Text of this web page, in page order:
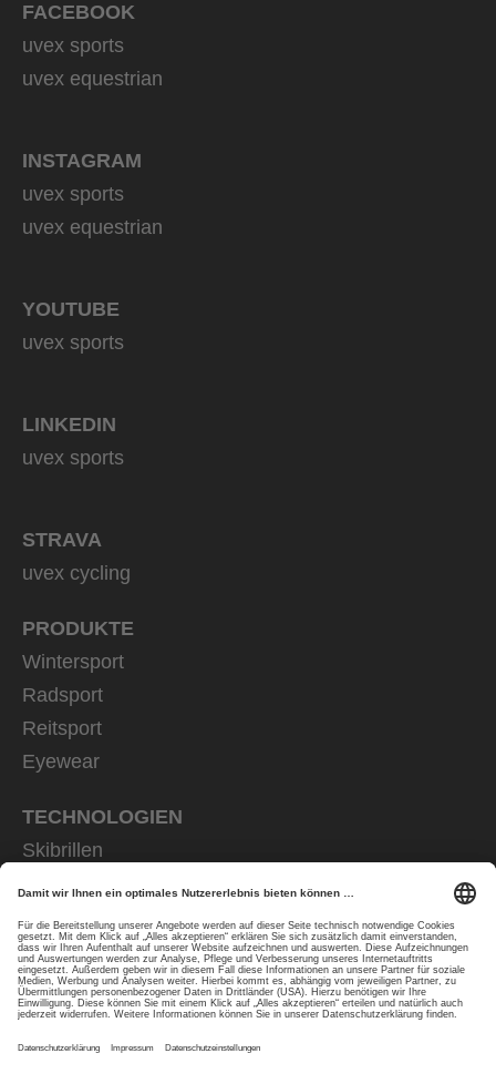
FACEBOOK
uvex sports
uvex equestrian
INSTAGRAM
uvex sports
uvex equestrian
YOUTUBE
uvex sports
LINKEDIN
uvex sports
STRAVA
uvex cycling
PRODUKTE
Wintersport
Radsport
Reitsport
Eyewear
TECHNOLOGIEN
Skibrillen
Sportbrillen
Helmtechnologien
Reithandschuhe
FÜR KUNDEN
Händlersuche